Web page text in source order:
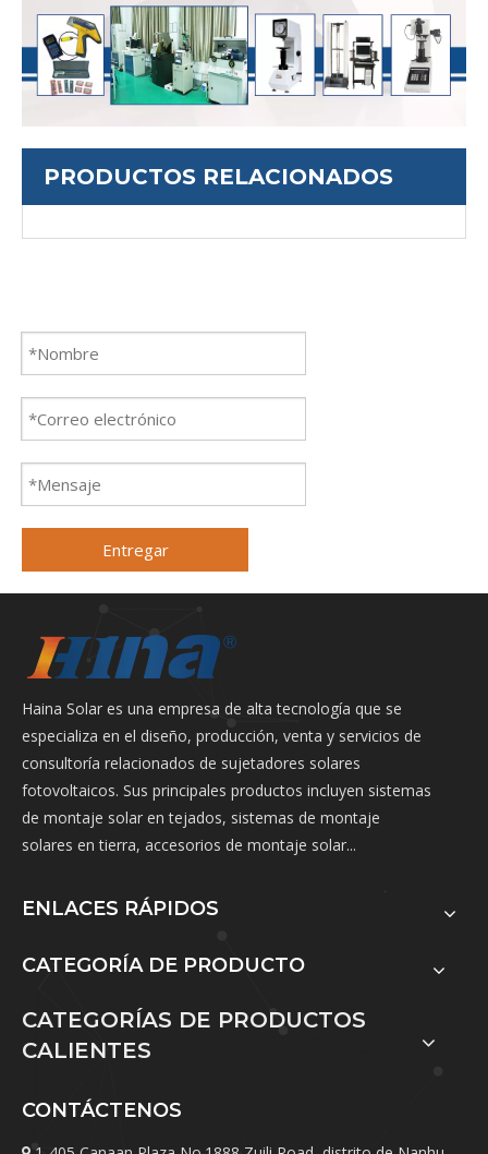
PRODUCTOS RELACIONADOS
Entregar
Haina Solar es una empresa de alta tecnología que se
especializa en el diseño, producción, venta y servicios de
consultoría relacionados de sujetadores solares
fotovoltaicos. Sus principales productos incluyen sistemas
de montaje solar en tejados, sistemas de montaje
solares en tierra, accesorios de montaje solar...
ENLACES RÁPIDOS
CATEGORÍA DE PRODUCTO
CATEGORÍAS DE PRODUCTOS
CALIENTES
CONTÁCTENOS